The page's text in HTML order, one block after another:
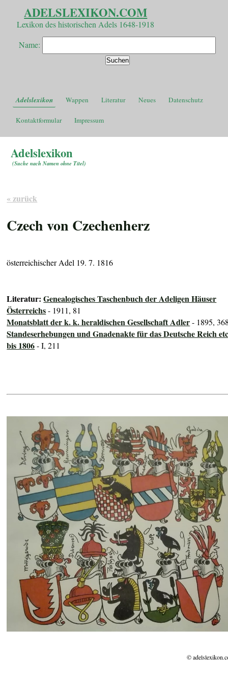
ADELSLEXIKON.COM
Lexikon des historischen Adels 1648-1918
Name:
Adelslexikon Wappen Literatur Neues Datenschutz
Kontaktformular Impressum
Adelslexikon
(Suche nach Namen ohne Titel)
« zurück
Czech von Czechenherz
österreichischer Adel 19. 7. 1816
Literatur:Genealogisches Taschenbuch der Adeligen Häuser
Österreichs- 1911, 81
Monatsblatt der k. k. heraldischen Gesellschaft Adler- 1895,
Standeserhebungen und Gnadenakte für das Deutsche Reich
bis 1806- I, 211
©